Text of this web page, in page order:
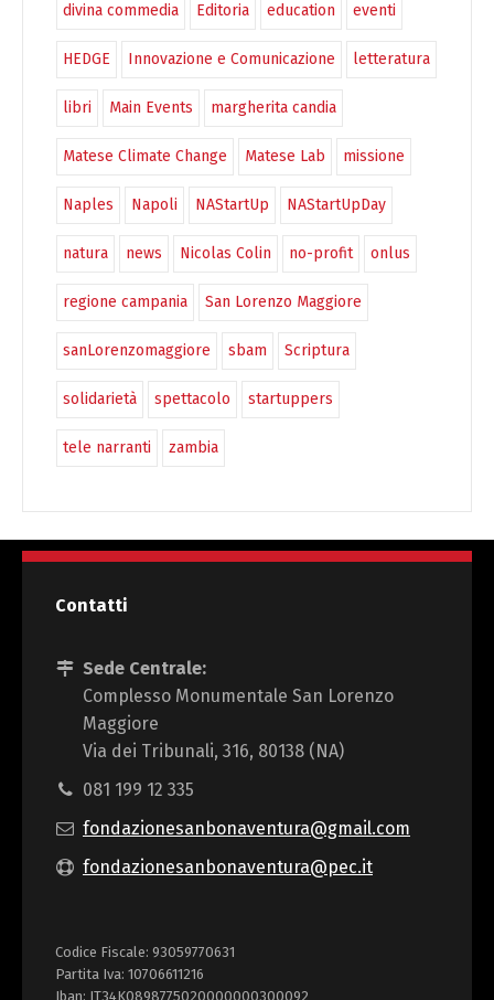
divina commedia Editoria education eventi
HEDGE Innovazione e Comunicazione letteratura
libri Main Events margherita candia
Matese Climate Change Matese Lab missione
Naples Napoli NAStartUp NAStartUpDay
natura news Nicolas Colin no-profit onlus
regione campania San Lorenzo Maggiore
sanLorenzomaggiore sbam Scriptura
solidarietà spettacolo startuppers
tele narranti zambia
Contatti
Sede Centrale:
Complesso Monumentale San Lorenzo
Maggiore
Via dei Tribunali, 316, 80138 (NA)
081 199 12 335
fondazionesanbonaventura@gmail.com
fondazionesanbonaventura@pec.it
Codice Fiscale: 93059770631
Partita Iva: 10706611216
Iban: IT34K0898775020000000300092